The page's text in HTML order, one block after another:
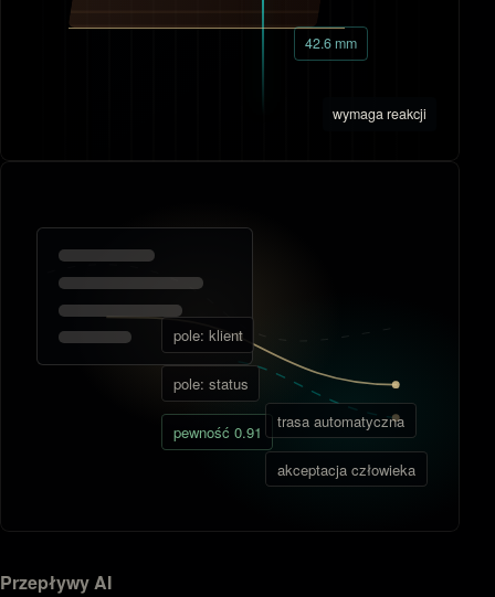
42.6 mm
wymaga reakcji
pole: klient
pole: status
pewność 0.91
trasa automatyczna
akceptacja człowieka
Przepływy AI